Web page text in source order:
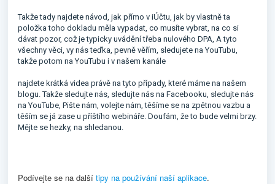
Takže tady najdete návod, jak přímo v iÚčtu, jak by vlastně ta
položka toho dokladu měla vypadat, co musíte vybrat, na co si
dávat pozor, což je typicky uvádění třeba nulového DPA, A tyto
všechny věci, vy nás teďka, pevně věřím, sledujete na YouTubu,
takže potom na YouTubu i v našem kanále
najdete krátká videa právě na tyto případy, které máme na našem
blogu. Takže sledujte nás, sledujte nás na Facebooku, sledujte nás
na YouTube, Pište nám, volejte nám, těšíme se na zpětnou vazbu a
těším se já zase u příštího webináře. Doufám, že to bude velmi brzy.
Mějte se hezky, na shledanou.
Podívejte se na další tipy na používání naší aplikace.